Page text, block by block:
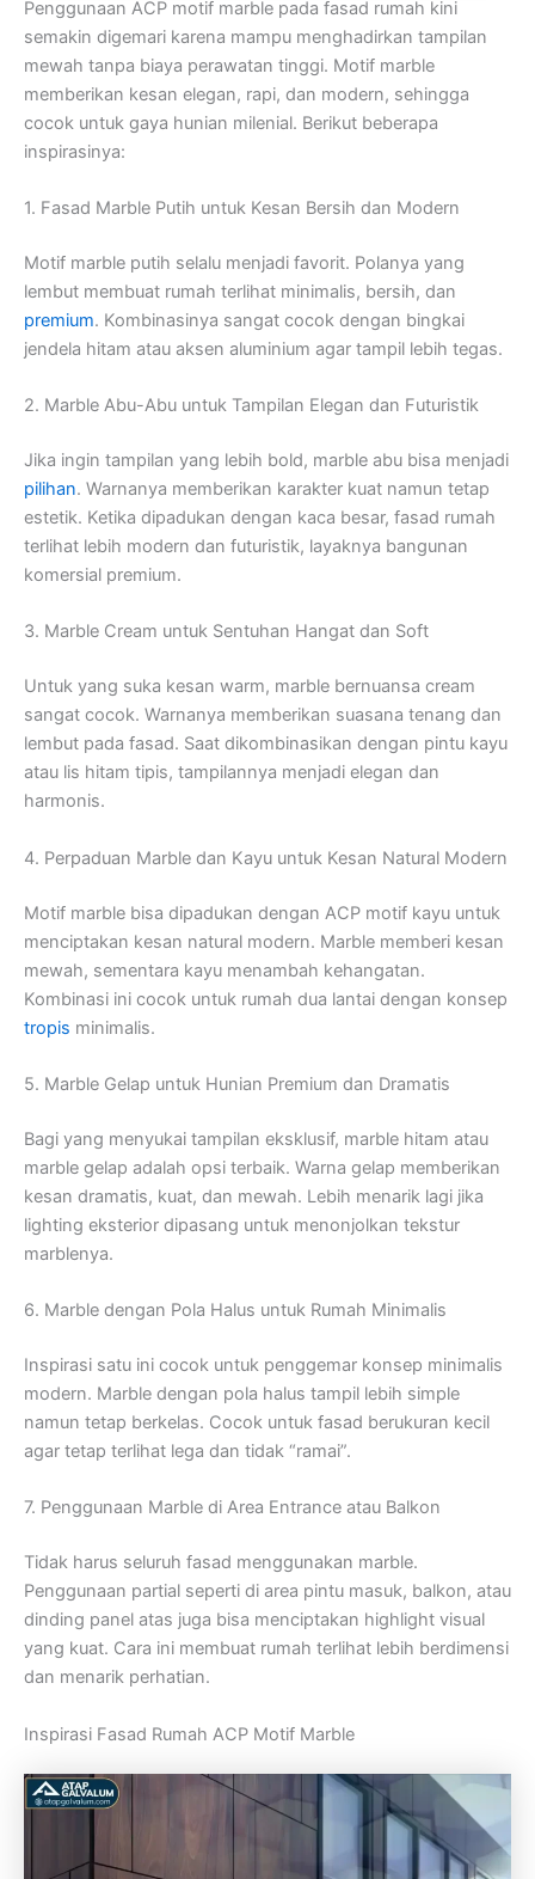
Penggunaan ACP motif marble pada fasad rumah kini
semakin digemari karena mampu menghadirkan tampilan
mewah tanpa biaya perawatan tinggi. Motif marble
memberikan kesan elegan, rapi, dan modern, sehingga
cocok untuk gaya hunian milenial. Berikut beberapa
inspirasinya:
1. Fasad Marble Putih untuk Kesan Bersih dan Modern
Motif marble putih selalu menjadi favorit. Polanya yang
lembut membuat rumah terlihat minimalis, bersih, dan
premium. Kombinasinya sangat cocok dengan bingkai
jendela hitam atau aksen aluminium agar tampil lebih tegas.
2. Marble Abu-Abu untuk Tampilan Elegan dan Futuristik
Jika ingin tampilan yang lebih bold, marble abu bisa menjadi
pilihan. Warnanya memberikan karakter kuat namun tetap
estetik. Ketika dipadukan dengan kaca besar, fasad rumah
terlihat lebih modern dan futuristik, layaknya bangunan
komersial premium.
3. Marble Cream untuk Sentuhan Hangat dan Soft
Untuk yang suka kesan warm, marble bernuansa cream
sangat cocok. Warnanya memberikan suasana tenang dan
lembut pada fasad. Saat dikombinasikan dengan pintu kayu
atau lis hitam tipis, tampilannya menjadi elegan dan
harmonis.
4. Perpaduan Marble dan Kayu untuk Kesan Natural Modern
Motif marble bisa dipadukan dengan ACP motif kayu untuk
menciptakan kesan natural modern. Marble memberi kesan
mewah, sementara kayu menambah kehangatan.
Kombinasi ini cocok untuk rumah dua lantai dengan konsep
tropis minimalis.
5. Marble Gelap untuk Hunian Premium dan Dramatis
Bagi yang menyukai tampilan eksklusif, marble hitam atau
marble gelap adalah opsi terbaik. Warna gelap memberikan
kesan dramatis, kuat, dan mewah. Lebih menarik lagi jika
lighting eksterior dipasang untuk menonjolkan tekstur
marblenya.
6. Marble dengan Pola Halus untuk Rumah Minimalis
Inspirasi satu ini cocok untuk penggemar konsep minimalis
modern. Marble dengan pola halus tampil lebih simple
namun tetap berkelas. Cocok untuk fasad berukuran kecil
agar tetap terlihat lega dan tidak “ramai”.
7. Penggunaan Marble di Area Entrance atau Balkon
Tidak harus seluruh fasad menggunakan marble.
Penggunaan partial seperti di area pintu masuk, balkon, atau
dinding panel atas juga bisa menciptakan highlight visual
yang kuat. Cara ini membuat rumah terlihat lebih berdimensi
dan menarik perhatian.
Inspirasi Fasad Rumah ACP Motif Marble